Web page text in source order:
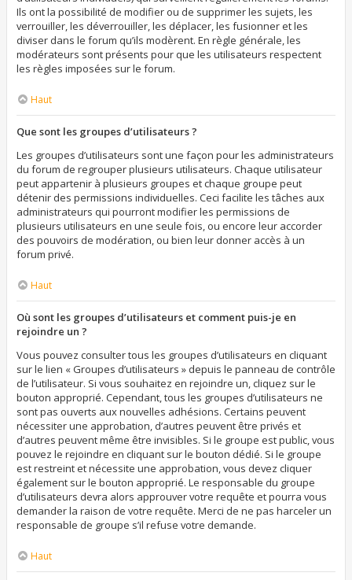
Ils ont la possibilité de modifier ou de supprimer les sujets, les
verrouiller, les déverrouiller, les déplacer, les fusionner et les
diviser dans le forum qu’ils modèrent. En règle générale, les
modérateurs sont présents pour que les utilisateurs respectent
les règles imposées sur le forum.
Haut
Que sont les groupes d’utilisateurs ?
Les groupes d’utilisateurs sont une façon pour les administrateurs
du forum de regrouper plusieurs utilisateurs. Chaque utilisateur
peut appartenir à plusieurs groupes et chaque groupe peut
détenir des permissions individuelles. Ceci facilite les tâches aux
administrateurs qui pourront modifier les permissions de
plusieurs utilisateurs en une seule fois, ou encore leur accorder
des pouvoirs de modération, ou bien leur donner accès à un
forum privé.
Haut
Où sont les groupes d’utilisateurs et comment puis-je en
rejoindre un ?
Vous pouvez consulter tous les groupes d’utilisateurs en cliquant
sur le lien « Groupes d’utilisateurs » depuis le panneau de contrôle
de l’utilisateur. Si vous souhaitez en rejoindre un, cliquez sur le
bouton approprié. Cependant, tous les groupes d’utilisateurs ne
sont pas ouverts aux nouvelles adhésions. Certains peuvent
nécessiter une approbation, d’autres peuvent être privés et
d’autres peuvent même être invisibles. Si le groupe est public, vous
pouvez le rejoindre en cliquant sur le bouton dédié. Si le groupe
est restreint et nécessite une approbation, vous devez cliquer
également sur le bouton approprié. Le responsable du groupe
d’utilisateurs devra alors approuver votre requête et pourra vous
demander la raison de votre requête. Merci de ne pas harceler un
responsable de groupe s’il refuse votre demande.
Haut